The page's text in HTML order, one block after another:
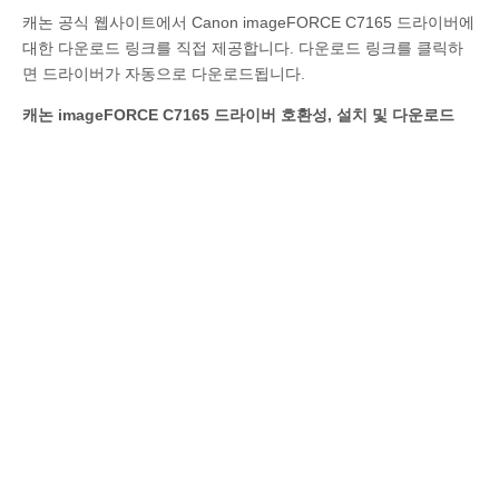
캐논 공식 웹사이트에서 Canon imageFORCE C7165 드라이버에
대한 다운로드 링크를 직접 제공합니다. 다운로드 링크를 클릭하
면 드라이버가 자동으로 다운로드됩니다.
캐논 imageFORCE C7165 드라이버 호환성, 설치 및 다운로드